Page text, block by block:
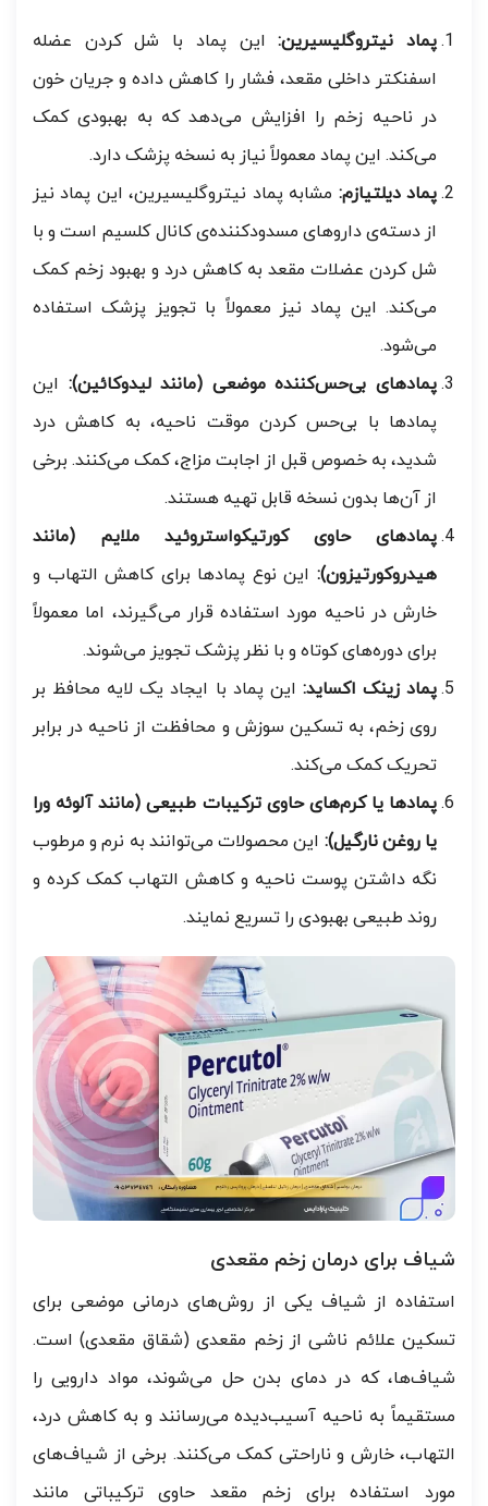
پماد نیتروگلیسیرین:این پماد با شل کردن عضله
اسفنکتر داخلی مقعد، فشار را کاهش داده و جریان خون
در ناحیه زخم را افزایش می‌دهد که به بهبودی کمک
می‌کند. این پماد معمولاً نیاز به نسخه پزشک دارد.
پماد دیلتیازم: مشابه پماد نیتروگلیسیرین، این پماد نیز
از دسته‌ی داروهای مسدودکننده‌ی کانال کلسیم است و با
شل کردن عضلات مقعد به کاهش درد و بهبود زخم کمک
می‌کند. این پماد نیز معمولاً با تجویز پزشک استفاده
می‌شود.
پمادهای بی‌حس‌کننده موضعی (مانند لیدوکائین): این
پمادها با بی‌حس کردن موقت ناحیه، به کاهش درد
شدید، به خصوص قبل از اجابت مزاج، کمک می‌کنند. برخی
از آن‌ها بدون نسخه قابل تهیه هستند.
پمادهای حاوی کورتیکواستروئید ملایم (مانند
هیدروکورتیزون): این نوع پمادها برای کاهش التهاب و
خارش در ناحیه مورد استفاده قرار می‌گیرند، اما معمولاً
برای دوره‌های کوتاه و با نظر پزشک تجویز می‌شوند.
پماد زینک اکساید: این پماد با ایجاد یک لایه محافظ بر
روی زخم، به تسکین سوزش و محافظت از ناحیه در برابر
تحریک کمک می‌کند.
پمادها یا کرم‌های حاوی ترکیبات طبیعی (مانند آلوئه ورا
یا روغن نارگیل): این محصولات می‌توانند به نرم و مرطوب
نگه داشتن پوست ناحیه و کاهش التهاب کمک کرده و
روند طبیعی بهبودی را تسریع نمایند.
شیاف برای درمان زخم مقعدی
استفاده از شیاف یکی از روش‌های درمانی موضعی برای
تسکین علائم ناشی از زخم مقعدی (شقاق مقعدی) است.
شیاف‌ها، که در دمای بدن حل می‌شوند، مواد دارویی را
مستقیماً به ناحیه آسیب‌دیده می‌رسانند و به کاهش درد،
التهاب، خارش و ناراحتی کمک می‌کنند. برخی از شیاف‌های
مورد استفاده برای زخم مقعد حاوی ترکیباتی مانند